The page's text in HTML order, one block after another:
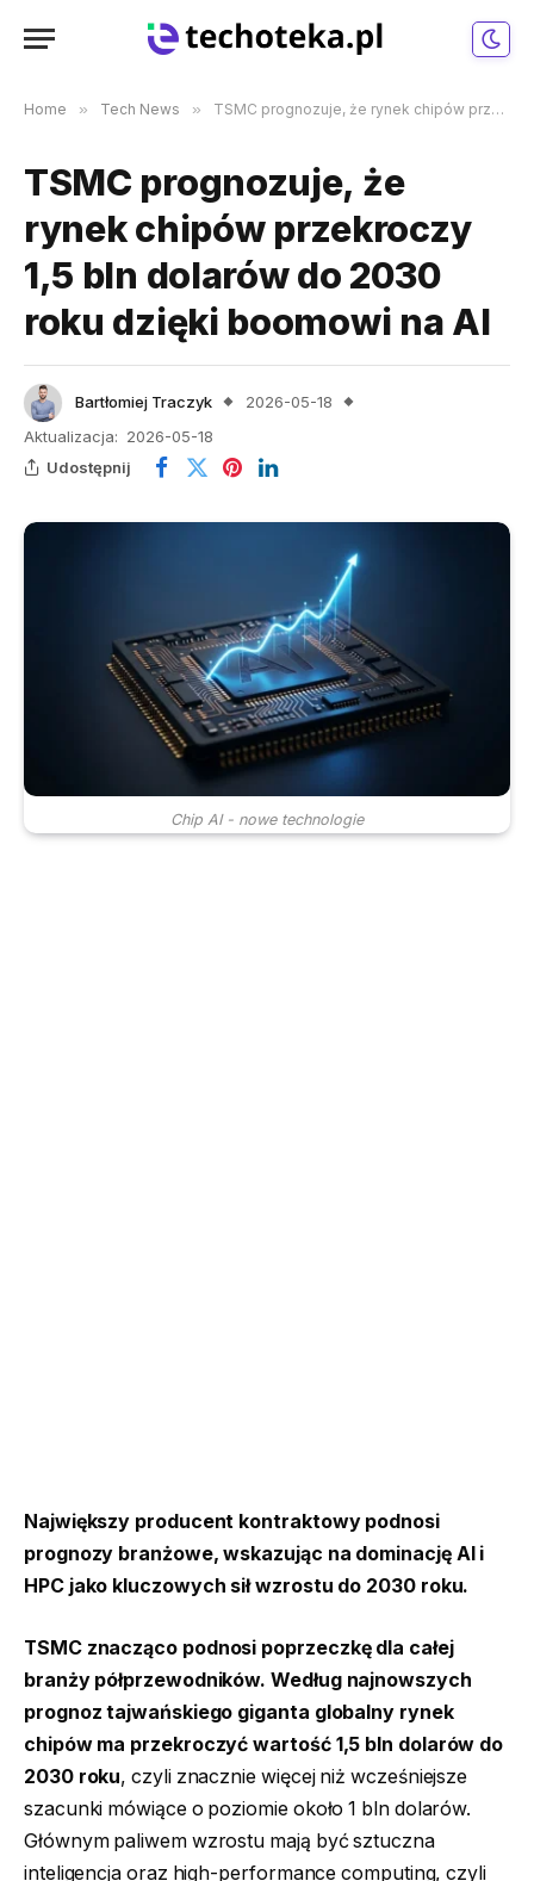
Home » Tech News » TSMC prognozuje, że rynek chipów przekroczy 1,5 bln dolarów do 2030 roku dzięki boomowi na AI
TSMC prognozuje, że
rynek chipów przekroczy
1,5 bln dolarów do 2030
roku dzięki boomowi na AI
Bartłomiej Traczyk
2026-05-18
Aktualizacja: 2026-05-18
Udostępnij
Chip AI - nowe technologie
Największy producent kontraktowy podnosi
prognozy branżowe, wskazując na dominację AI i
HPC jako kluczowych sił wzrostu do 2030 roku.
TSMC znacząco podnosi poprzeczkę dla całej
branży półprzewodników. Według najnowszych
prognoz tajwańskiego giganta globalny rynek
chipów ma przekroczyć wartość 1,5 bln dolarów do
2030 roku, czyli znacznie więcej niż wcześniejsze
szacunki mówiące o poziomie około 1 bln dolarów.
Głównym paliwem wzrostu mają być sztuczna
inteligencja oraz high-performance computing, czyli